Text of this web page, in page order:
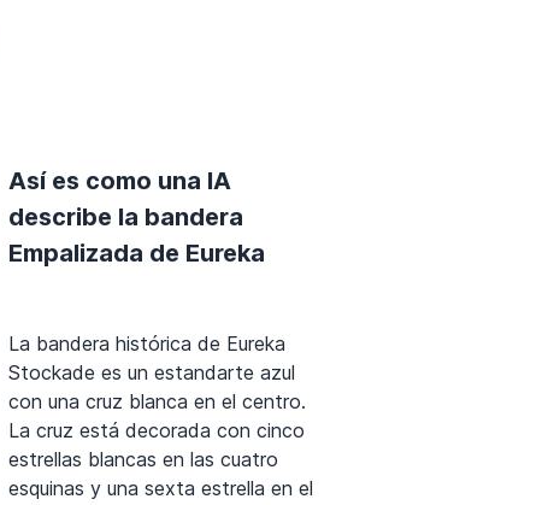
Así es como una IA
describe la bandera
Empalizada de Eureka
La bandera histórica de Eureka
Stockade es un estandarte azul
con una cruz blanca en el centro.
La cruz está decorada con cinco
estrellas blancas en las cuatro
esquinas y una sexta estrella en el